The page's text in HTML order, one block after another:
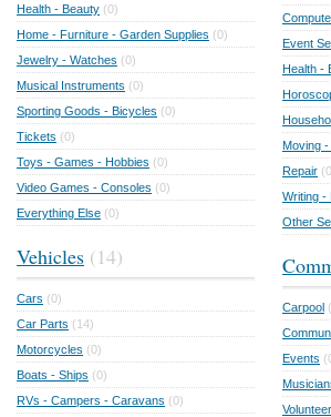
Health - Beauty (0)
Home - Furniture - Garden Supplies (0)
Jewelry - Watches (0)
Musical Instruments (0)
Sporting Goods - Bicycles (0)
Tickets (0)
Toys - Games - Hobbies (0)
Video Games - Consoles (0)
Everything Else (0)
Vehicles (14)
Cars (0)
Car Parts (14)
Motorcycles (0)
Boats - Ships (0)
RVs - Campers - Caravans (0)
Event
Health -
Moving
Repair
Writing -
Other
Carpool
Events